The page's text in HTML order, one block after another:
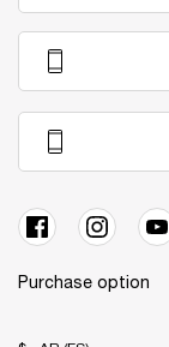
Purchase option